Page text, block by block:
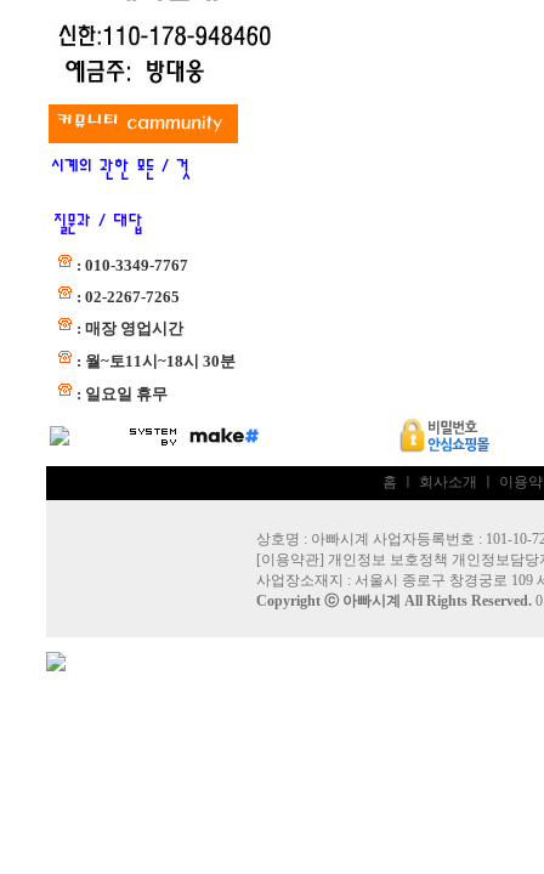
: 010-3349-7767
: 02-2267-7265
: 매장 영업시간
: 월~토11시~18시 30분
: 일요일 휴무
홈 회사소개 이용
상호명 : 아빠시계 사업자등록번호 : 101-10-
[이용약관] 개인정보 보호정책 개인정보담
사업장소재지 : 서울시 종로구 창경궁로 109
Copyright ⓒ 아빠시계 All Rights Reserved.